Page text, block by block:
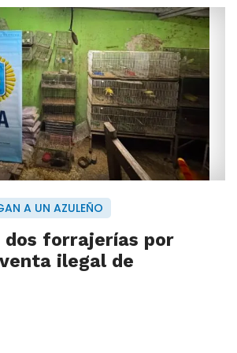
A UN AZULEÑO
dos forrajerías por
ilegal de